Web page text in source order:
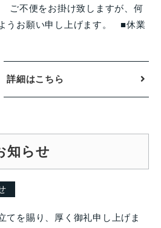
ご不便をお掛け致しますが、何
うお願い申し上げます。 ■休業
詳細はこちら
知らせ
を賜り、厚く御礼申し上げま